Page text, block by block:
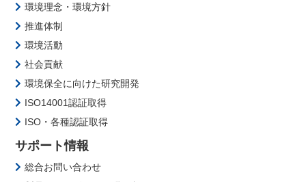
環境理念・環境方針
推進体制
環境活動
社会貢献
環境保全に向けた研究開発
ISO14001認証取得
ISO・各種認証取得
サポート情報
総合お問い合わせ